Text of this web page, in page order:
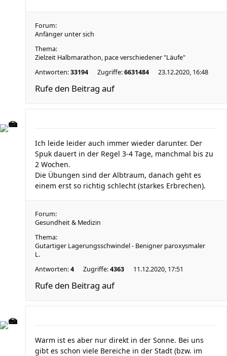
Forum:
Anfänger unter sich
Thema:
Zielzeit Halbmarathon, pace verschiedener "Läufe"
Antworten:33194 Zugriffe:6631484 23.12.2020, 16:48
Rufe den Beitrag auf
Ich leide leider auch immer wieder darunter. Der
Spuk dauert in der Regel 3-4 Tage, manchmal bis zu
2 Wochen.
Die Übungen sind der Albtraum, danach geht es
einem erst so richtig schlecht (starkes Erbrechen).
Forum:
Gesundheit & Medizin
Thema:
Gutartiger Lagerungsschwindel - Benigner paroxysmaler
L.
Antworten:4 Zugriffe:4363 11.12.2020, 17:51
Rufe den Beitrag auf
Warm ist es aber nur direkt in der Sonne. Bei uns
gibt es schon viele Bereiche in der Stadt (bzw. im